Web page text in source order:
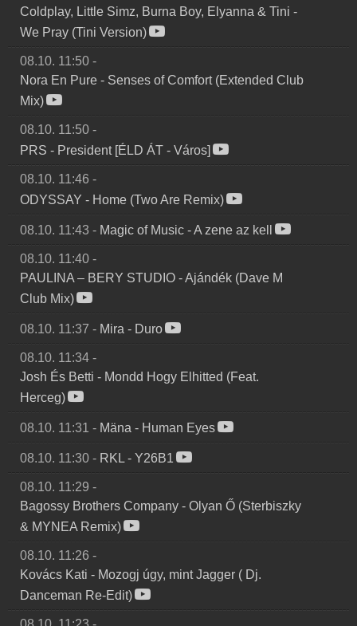
Coldplay, Little Simz, Burna Boy, Elyanna & Tini -
We Pray (Tini Version)
08.10. 11:50 -
Nora En Pure - Senses of Comfort (Extended Club
Mix)
08.10. 11:50 -
PRS - President [ÉLD ÁT - Város]
08.10. 11:46 -
ODYSSAY - Home (Two Are Remix)
08.10. 11:43 - Magic of Music -A zene az kell
08.10. 11:40 -
PAULINA – BERY STUDIO -Ajándék (Dave M
Club Mix)
08.10. 11:37 - Mira - Duro
08.10. 11:34 -
Josh És Betti - Mondd Hogy Elhitted (Feat.
Herceg)
08.10. 11:31 - Mäna - Human Eyes
08.10. 11:30 - RKL - Y26B1
08.10. 11:29 -
Bagossy Brothers Company - Olyan Ő (Sterbiszky
& MYNEA Remix)
08.10. 11:26 -
Kovács Kati - Mozogj úgy, mint Jagger ( Dj.
Danceman Re-Edit)